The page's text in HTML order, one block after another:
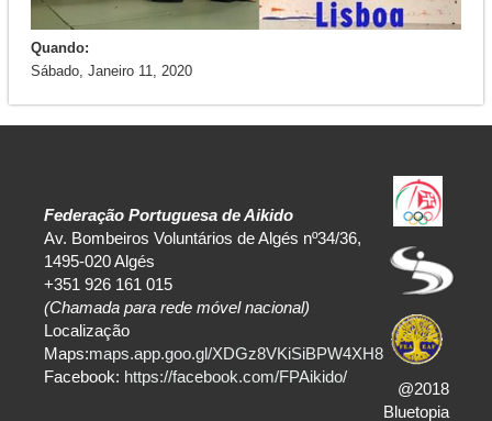
Quando:
Sábado, Janeiro 11, 2020
Federação Portuguesa de Aikido
Av. Bombeiros Voluntários de Algés nº34/36,
1495-020 Algés
+351 926 161 015
(Chamada para rede móvel nacional)
Localização
Maps:maps.app.goo.gl/XDGz8VKiSiBPW4XH8
Facebook: https://facebook.com/FPAikido/
@2018
Bluetopia